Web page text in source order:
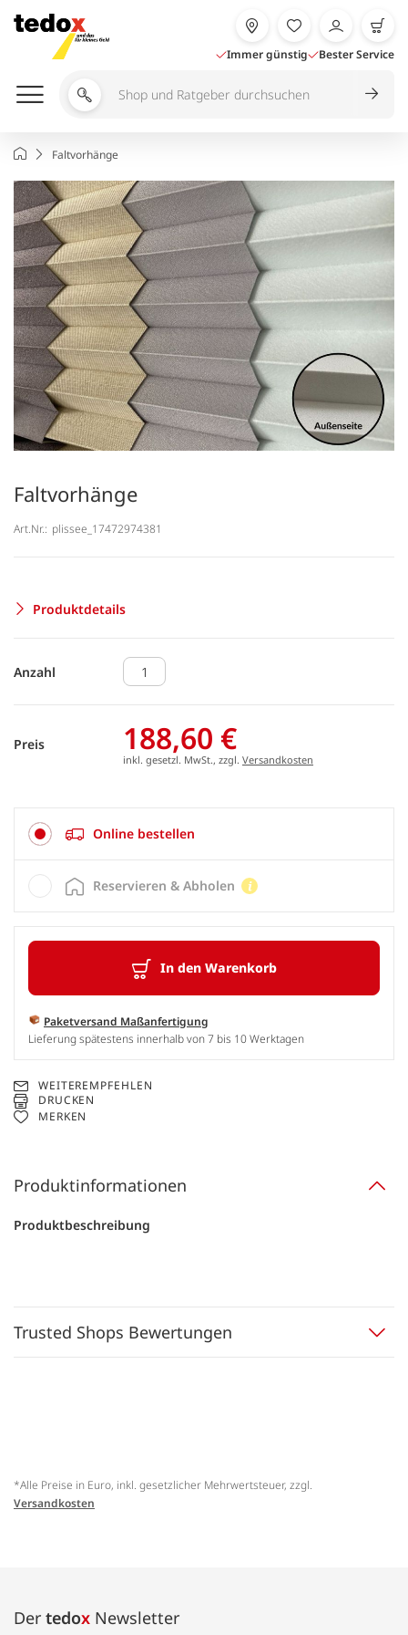
Inhalt
springen
Immer günstig Bester Service
Shop
durchsuchen
StartseiteFaltvorhänge
Faltvorhänge
Art.Nr.: plissee_17472974381
Produktdetails
Anzahl
Preis 188,60 €
inkl. gesetzl. MwSt., zzgl. Versandkosten
Online bestellen
In den Warenkorb
Paketversand Maßanfertigung
Lieferung spätestens innerhalb von 7 bis 10 Werktagen
Reservieren & Abholen
WEITEREMPFEHLEN
DRUCKEN
MERKEN
Produktinformationen
Produktbeschreibung
Trusted Shops Bewertungen
*Alle Preise in Euro, inkl. gesetzlicher Mehrwertsteuer, zzgl.
Versandkosten
Der tedox Newsletter